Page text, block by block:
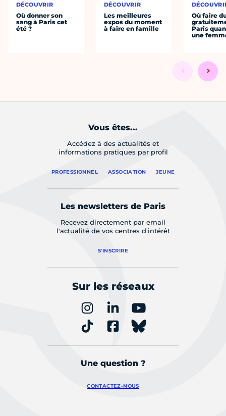
DÉCOUVRIR
Où donner son
sang à Paris cet
été ?
DÉCOUVRIR
Les meilleures
expos du moment
à faire en famille
Où faire
Paris
une
Vous êtes...
Accédez à des actualités et
informations pratiques par profil
PROFESSIONNEL ASSOCIATION JEUNE
Les newsletters de Paris
Recevez directement par email
l'actualité de vos centres d'intérêt
S'INSCRIRE
Sur les réseaux
Une question ?
CONTACTEZ-NOUS